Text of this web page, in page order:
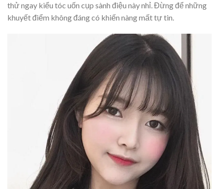
thử ngay kiểu tóc uốn cụp sành điệu này nhỉ. Đừng để những
khuyết điểm không đáng có khiến nàng mất tự tin.